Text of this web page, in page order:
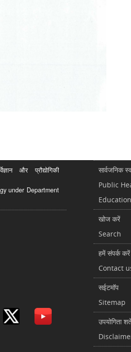
और प्रौद्योगिकी
under Department
सार्वजनिक
Public
Education
खोज करें
Search
हमें संपर्क करें
Contact
सईटमॉप
Sitemap
उपयोगिता